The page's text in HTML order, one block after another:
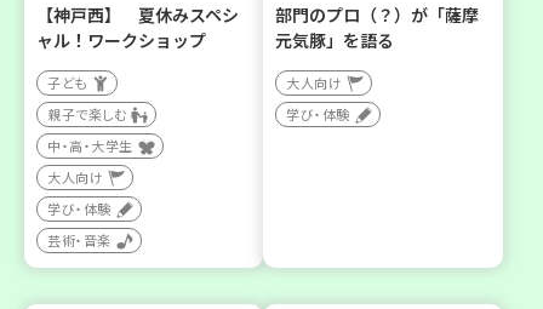
【神戸西】 夏休みスペシ
ャル！ワークショップ
子ども
親子で楽しむ
中・高・大学生
大人向け
学び・体験
芸術・音楽
部門のプロ（？）が「薩摩
元気豚」を語る
大人向け
学び・体験